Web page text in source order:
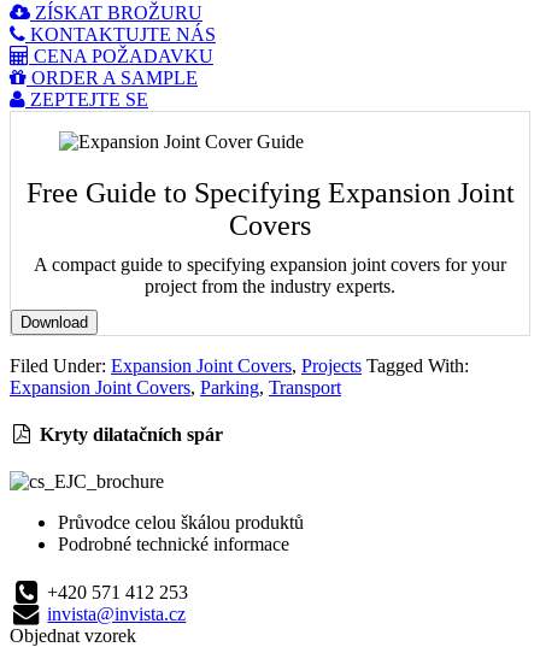
ZÍSKAT BROŽURU
KONTAKTUJTE NÁS
CENA POŽADAVKU
ORDER A SAMPLE
ZEPTEJTE SE
Free Guide to Specifying Expansion Joint
Covers
A compact guide to specifying expansion joint covers for your
project from the industry experts.
Download
Filed Under: Expansion Joint Covers, Projects Tagged With:
Expansion Joint Covers, Parking, Transport
Kryty dilatačních spár
Průvodce celou škálou produktů
Podrobné technické informace
+420 571 412 253
invista@invista.cz
Objednat vzorek